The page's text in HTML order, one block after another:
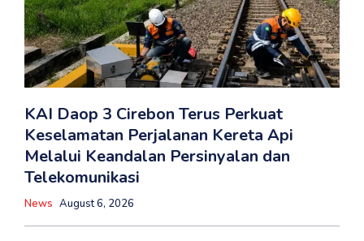
KAI Daop 3 Cirebon Terus Perkuat
Keselamatan Perjalanan Kereta Api
Melalui Keandalan Persinyalan dan
Telekomunikasi
News August 6, 2026